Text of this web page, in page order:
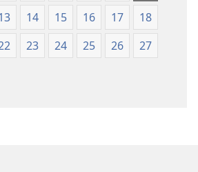
14 15 16 17
18
23 24 25 26
27